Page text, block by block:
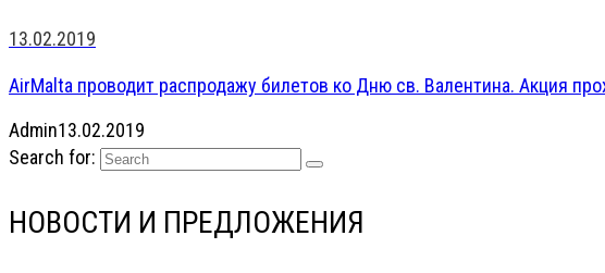
13.02.2019
AirMalta проводит распродажу билетов ко Дню св. Валентина. Акция
Admin13.02.2019
Search for:
НОВОСТИ И ПРЕДЛОЖЕНИЯ